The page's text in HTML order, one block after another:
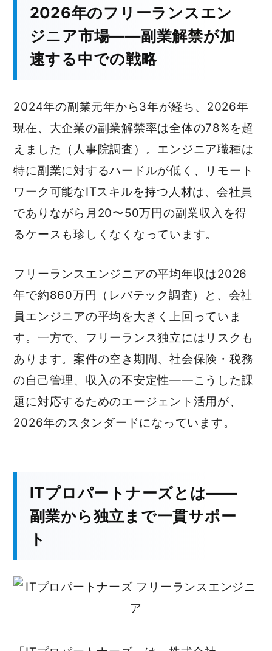
2026年のフリーランスエン
ジニア市場——副業解禁が加
速する中での戦略
2024年の副業元年から3年が経ち、2026年
現在、大企業の副業解禁率は全体の78%を超
えました（人事院調査）。エンジニア職種は
特に副業に対するハードルが低く、リモート
ワーク可能なITスキルを持つ人材は、会社員
でありながら月20〜50万円の副業収入を得
るケースも珍しくなくなっています。
フリーランスエンジニアの平均年収は2026
年で約860万円（レバテック調査）と、会社
員エンジニアの平均を大きく上回っていま
す。一方で、フリーランス独立にはリスクも
あります。案件の空き期間、社会保険・税務
の自己管理、収入の不安定性——こうした課
題に対応するためのエージェント活用が、
2026年のスタンダードになっています。
ITプロパートナーズとは——
副業から独立まで一貫サポー
ト